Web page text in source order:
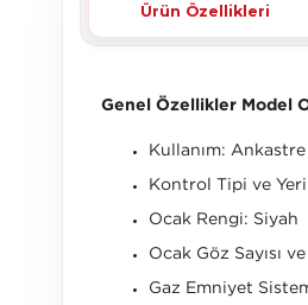
Ürün Özellikleri
Genel Özellikler Model
Kullanım: Ankastre
Kontrol Tipi ve
Ocak Rengi: Siyah
Ocak Göz Sayısı
Gaz Emniyet